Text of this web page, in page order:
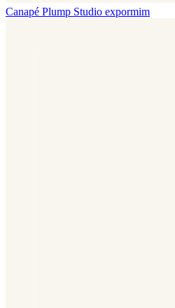
Canapé Plump Studio expormim